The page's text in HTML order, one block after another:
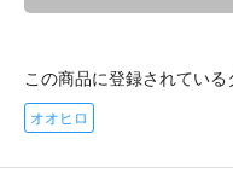
この商品に登録されている
オオヒロ